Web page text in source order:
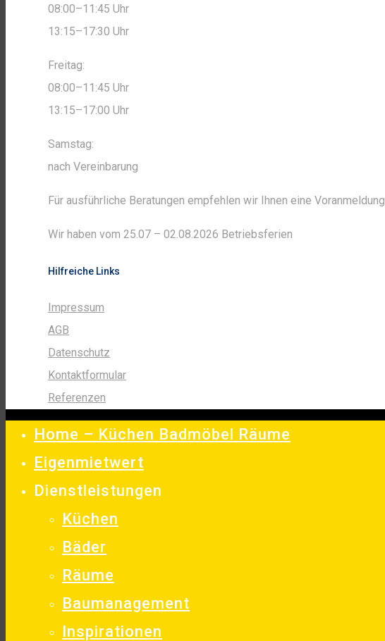
08:00–11:45 Uhr
13:15–17:30 Uhr
Freitag:
08:00–11:45 Uhr
13:15–17:00 Uhr
Samstag:
nach Vereinbarung
Für ausführliche Beratungen empfehlen wir Ihnen eine Voranmeldung
Wir haben vom 25.07 – 02.08.2026 Betriebsferien
Hilfreiche Links
Impressum
AGB
Datenschutz
Kontaktformular
Referenzen
Home – Küchen Badmöbel Räume
Eigenmietwert
Dienstleistungen
Küchen
Bäder
Räume
Baumanagement
Inspirationen